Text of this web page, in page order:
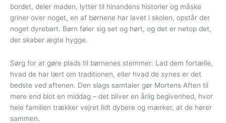
bordet, deler maden, lytter til hinandens historier og måske
griner over noget, en af børnene har lavet i skolen, opstår der
noget dyrebart. Børn føler sig set og hørt, og det er netop det,
der skaber ægte hygge.
Sørg for at gøre plads til børnenes stemmer: Lad dem fortælle,
hvad de har lært om traditionen, eller hvad de synes er det
bedste ved aftenen. Den slags samtaler gør Mortens Aften til
mere end blot en middag – det bliver en årlig begivenhed, hvor
hele familien trækker vejret lidt dybere og mærker, at de hører
sammen.